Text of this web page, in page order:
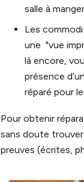
salle à
Les
une "vue
là encore,
présence
réparé pour
Pour obtenir
sans doute
preuves (écrites,